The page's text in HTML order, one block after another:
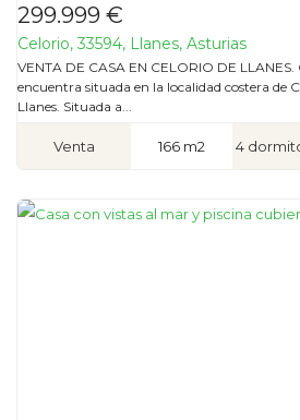
299.999 €
Celorio, 33594, Llanes, Asturias
VENTA DE CASA EN CELORIO DE LLANES.
encuentra situada en la localidad costera de
Llanes. Situada a...
Venta 166 m2 4